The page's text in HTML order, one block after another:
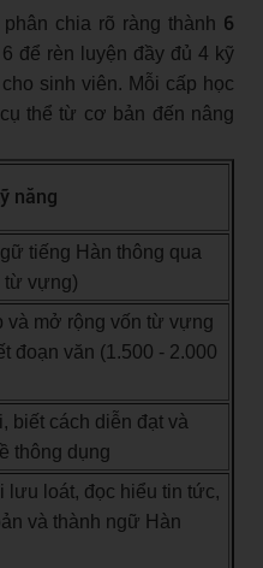
chia rõ ràng thành 6
để rèn luyện đầy đủ 4 kỹ
cho sinh viên. Mỗi cấp học
thể từ cơ bản đến nâng
năng
tiếng Hàn thông qua
từ vựng)
mở rộng vốn từ vựng
đoạn văn (1.500 - 2.000
biết cách diễn đạt và
thông dụng
lưu loát, đọc hiểu tin tức,
và thành ngữ Hàn